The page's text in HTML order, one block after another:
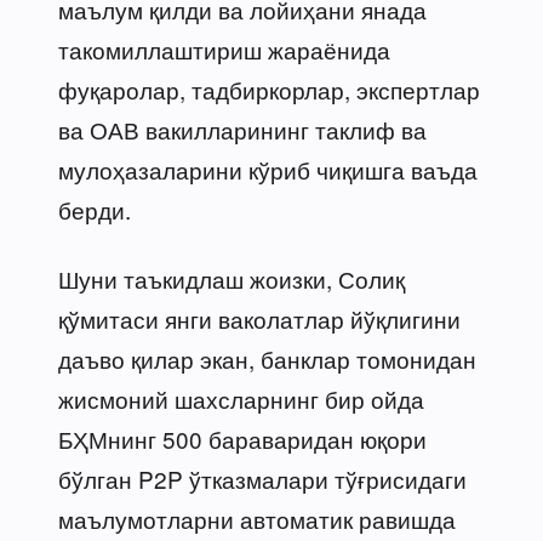
маълум қилди ва лойиҳани янада
такомиллаштириш жараёнида
фуқаролар, тадбиркорлар, экспертлар
ва ОАВ вакилларининг таклиф ва
мулоҳазаларини кўриб чиқишга ваъда
берди.
Шуни таъкидлаш жоизки, Солиқ
қўмитаси янги ваколатлар йўқлигини
даъво қилар экан, банклар томонидан
жисмоний шахсларнинг бир ойда
БҲМнинг 500 бараваридан юқори
бўлган P2P ўтказмалари тўғрисидаги
маълумотларни автоматик равишда